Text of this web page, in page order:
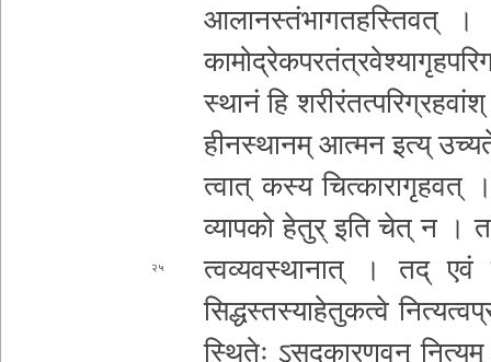
आ­ला­न­स्तं­भा­ग­त­ह­स्ति­व­त् ।
कामोद्रे
स्था­नं हि
ही­न­स्था­न­म् आत्मन इत्य्
त्वा­त् कस्यचि­त्का­रा­गृ­ह­व­त्
व्या­प­को हेतुर् इति चेत् न ।
२५
त्व­व्य­व­स्था­ना­त् । तद् एवं
सिद्धस्तस्या­हे­तु­क­त्वे
स्थि­तेः ऽ­स­द­का­र­ण­व­न्